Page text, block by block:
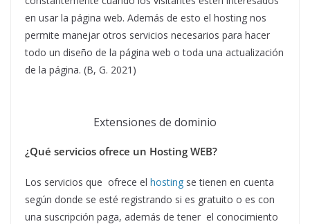
en usar la página web. Además de esto el hosting nos
permite manejar otros servicios necesarios para hacer
todo un diseño de la página web o toda una actualización
de la página. (B, G. 2021)
Extensiones de dominio
¿Qué servicios ofrece un Hosting WEB?
Los servicios que ofrece el hosting se tienen en cuenta
según donde se esté registrando si es gratuito o es con
una suscripción paga, además de tener el conocimiento